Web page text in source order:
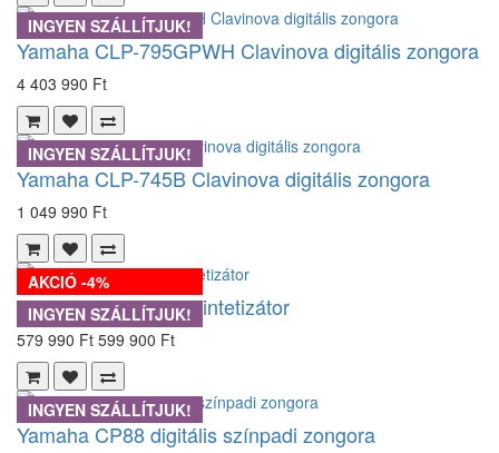
INGYEN SZÁLLÍTJUK!
Yamaha CLP-795GPWH Clavinova digitális zongora
4 403 990 Ft
INGYEN SZÁLLÍTJUK!
Yamaha CLP-745B Clavinova digitális zongora
1 049 990 Ft
AKCIÓ -4%
INGYEN SZÁLLÍTJUK!
Yamaha MODX6+ szintetizátor
579 990 Ft 599 900 Ft
INGYEN SZÁLLÍTJUK!
Yamaha CP88 digitális színpadi zongora